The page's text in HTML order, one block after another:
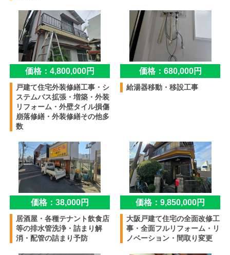
価格：4,800,000円
戸建て住宅外装修繕工事・シ
ステムバス拡張・増築・外装
リフォーム・外壁タイル損傷
崩落修繕・外装修繕その他多
数
価格：680,000円
給湯器移動・移設工事
価格：38,000円
居酒屋・各種テナント飲食店
等の排水管洗浄・詰まり解
消・配管の詰まり予防
価格：9,850,000円
大阪戸建て住宅の全面改修工
事・全面フルリフォーム・リ
ノベーション・間取り変更